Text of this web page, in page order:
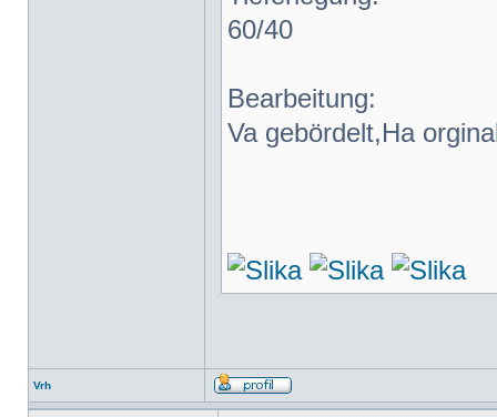
60/40
Bearbeitung:
Va gebördelt,Ha
Vrh